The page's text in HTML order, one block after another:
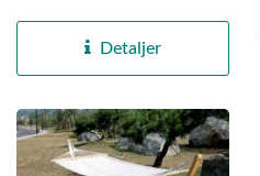
Detaljer